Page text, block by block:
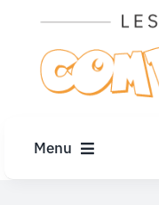
contenu
Menu